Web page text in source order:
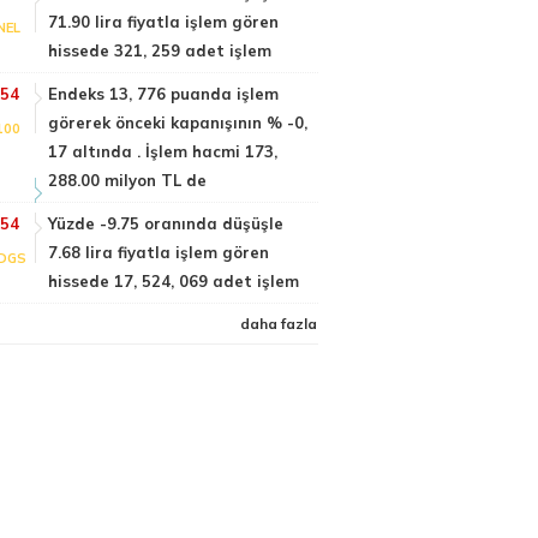
71.90 lira fiyatla işlem gören
hissede 321, 259 adet işlem
Endeks 13, 776 puanda işlem
görerek önceki kapanışının % -0,
17 altında . İşlem hacmi 173,
288.00 milyon TL de
Yüzde -9.75 oranında düşüşle
7.68 lira fiyatla işlem gören
hissede 17, 524, 069 adet işlem
daha fazla